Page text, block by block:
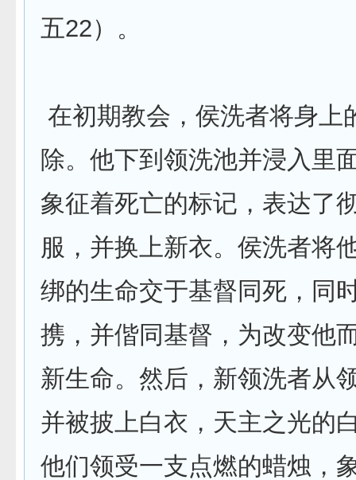
五22）。
在初期教会，侯洗者将身上
除。他下到领洗池并浸入里
象征着死亡的标记，表达了
服，并换上新衣。侯洗者将
绑的生命交于基督同死，同
携，并偕同基督，为改变他
新生命。然后，新领洗者从
并被披上白衣，天主之光的
他们领受一支点燃的蜡烛，